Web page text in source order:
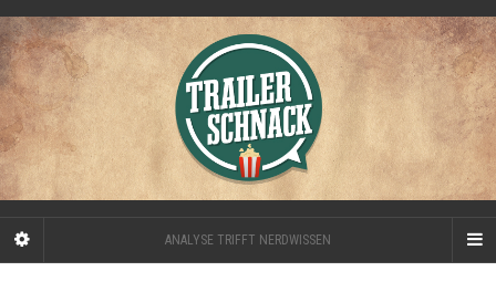
ANALYSE TRIFFT NERDWISSEN